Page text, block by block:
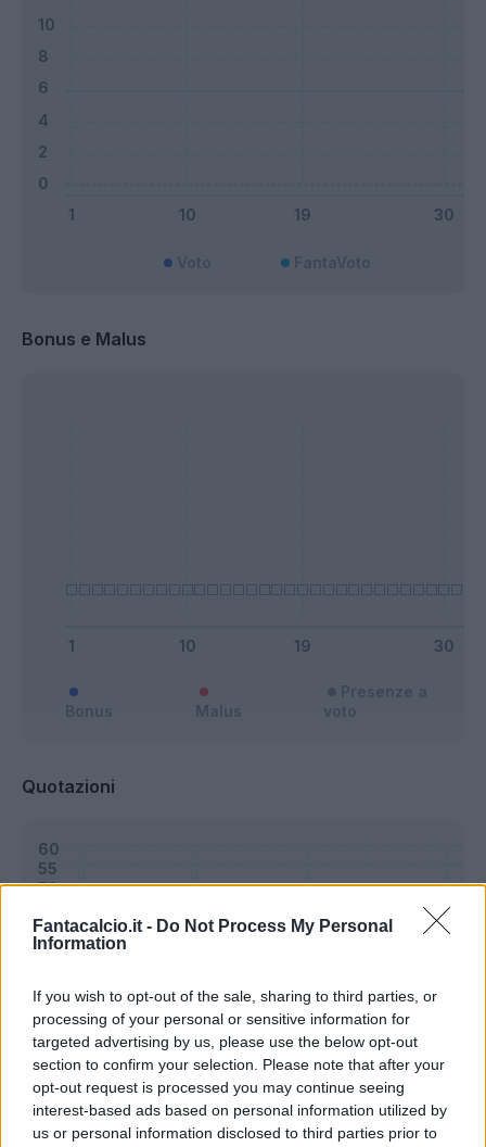
Fantacalcio.it - Do Not Process My Personal
Information
If you wish to opt-out of the sale, sharing to third parties, or
processing of your personal or sensitive information for
targeted advertising by us, please use the below opt-out
section to confirm your selection. Please note that after your
opt-out request is processed you may continue seeing
interest-based ads based on personal information utilized by
us or personal information disclosed to third parties prior to
Bonus e Malus
Bonus Malus
voto
Quotazioni